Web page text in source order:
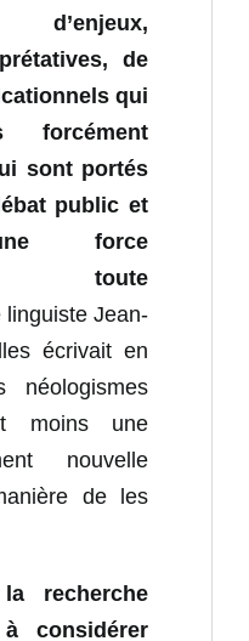
d’enjeux,
de
qui
sont portés
public et
force
toute
linguiste Jean-
écrivait en
moins une
nouvelle
de les
recherche
considérer